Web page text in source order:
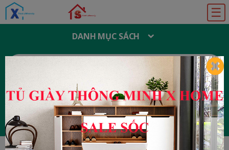
☰
DANH MỤC SÁCH
T
M
I
:
Đăng ký Đăng nhập